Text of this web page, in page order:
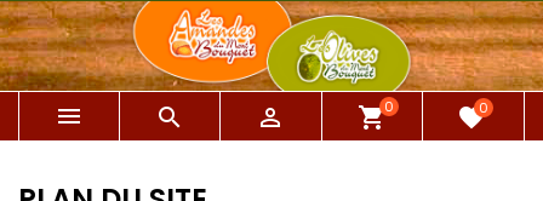
   shopping_cart0 favorite
0